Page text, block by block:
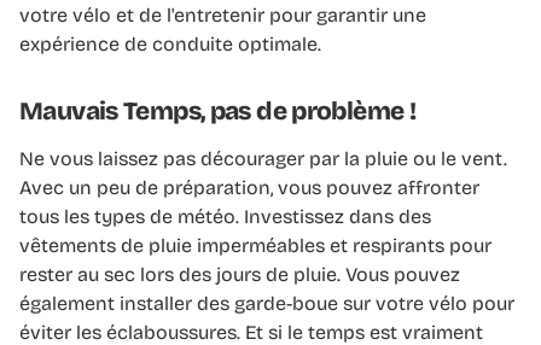
votre vélo et de l'entretenir pour garantir une
expérience de conduite optimale.
Mauvais Temps, pas de problème !
Ne vous laissez pas décourager par la pluie ou le vent.
Avec un peu de préparation, vous pouvez affronter
tous les types de météo. Investissez dans des
vêtements de pluie imperméables et respirants pour
rester au sec lors des jours de pluie. Vous pouvez
également installer des garde-boue sur votre vélo pour
éviter les éclaboussures. Et si le temps est vraiment